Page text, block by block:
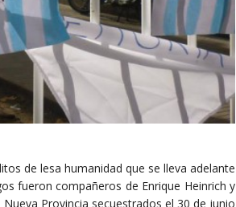
de lesa humanidad que se lleva adelante
fueron compañeros de Enrique Heinrich y
Provincia secuestrados el 30 de junio